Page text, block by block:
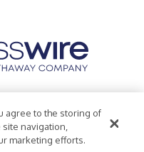
Statement
agree to the storing of
navigation,
marketing efforts.